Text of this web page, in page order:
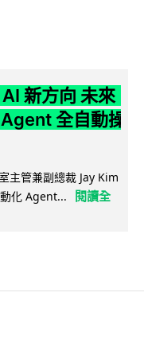
新方向 未來
全自動操
主管兼副總裁 Jay Kim
化 Agent...
閱讀全